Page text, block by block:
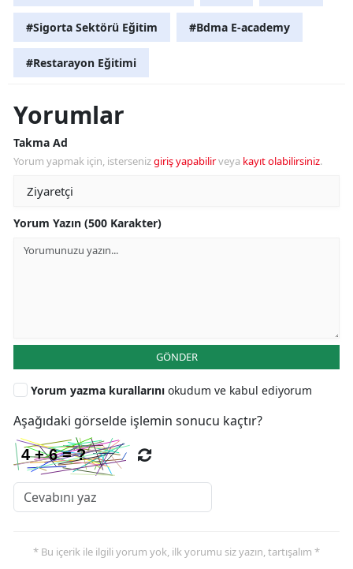
#Sigorta Sektörü Eğitim #Bdma E-academy
#Restarayon Eğitimi
Yorumlar
Takma Ad
Yorum yapmak için, istersenizgiriş yapabilirveya kayıt olabilirsiniz.
Yorum Yazın (500 Karakter)
GÖNDER
Yorum yazma kurallarını okudum ve kabul ediyorum
Aşağıdaki görselde işlemin sonucu kaçtır?
* Bu içerik ile ilgili yorum yok, ilk yorumu siz yazın, tartışalım *